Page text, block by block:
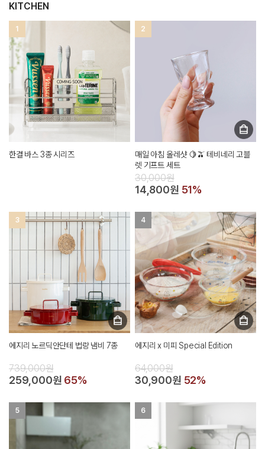
KITCHEN
1
한결 바스 3종 시리즈
2
매일 아침 올레샷 🍋🫒 테비네리 고블
렛 기프트 세트
30,000원
14,800원 51%
3
에지리 노르딕안단테 법랑 냄비 7종
739,000원
259,000원 65%
4
에지리 x 미피 Special Edition
64,000원
30,900원 52%
5 6